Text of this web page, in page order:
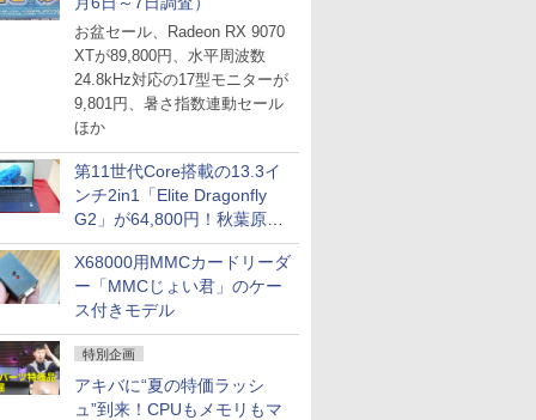
お盆セール、Radeon RX 9070
XTが89,800円、水平周波数
24.8kHz対応の17型モニターが
9,801円、暑さ指数連動セール
ほか
第11世代Core搭載の13.3イ
ンチ2in1「Elite Dragonfly
G2」が64,800円！秋葉原で
中古PCセール
X68000用MMCカードリーダ
ー「MMCじょい君」のケー
ス付きモデル
特別企画
アキバに“夏の特価ラッシ
ュ”到来！CPUもメモリもマ